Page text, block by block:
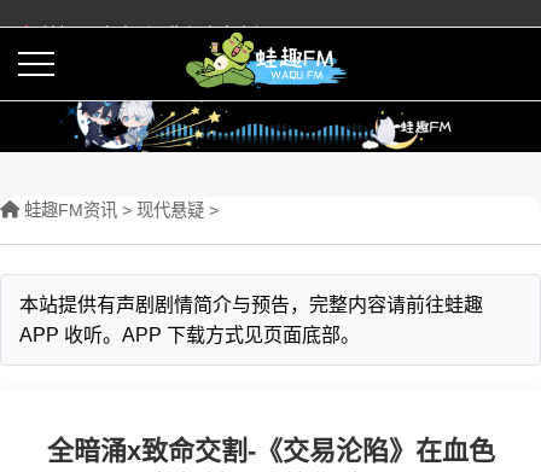
蛙趣FM有声剧预告与内容介绍
蛙趣FM资讯 > 现代悬疑 >
本站提供有声剧剧情简介与预告，完整内容请前往蛙趣
APP 收听。APP 下载方式见页面底部。
全暗涌x致命交割-《交易沦陷》在血色